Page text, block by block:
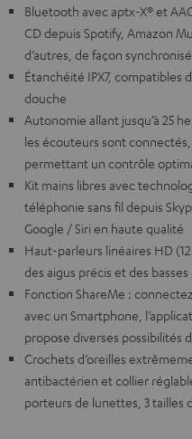
Bluetooth avec aptx-X® et
CD depuis Spotify, Amazon
d’autres, de façon
Étanchéité IPX7, compatibles
douche
Autonomie allant jusqu’à 25
les écouteurs sont
permettant un contrôle
Kit mains libres avec
téléphonie sans fil depuis
Google / Siri en haute qualité
Haut-parleurs linéaires HD
des aigus précis et des
Fonction ShareMe :
avec un Smartphone,
propose diverses possibilités
Crochets d’oreilles
antibactérien et collier
porteurs de lunettes, 3 tailles